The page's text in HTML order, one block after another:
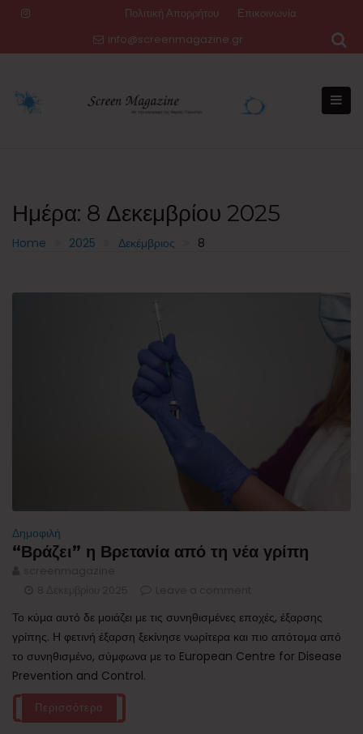
Πολιτική Απορρήτου
Επικοινωνία
info@screenmagazine.gr
Ημέρα: 8 Δεκεμβρίου 2025
Home 2025 Δεκέμβριος 8
Δημοφιλή
“Βράζει” η Βρετανία από τη νέα γρίπη
Το κύμα αυτό δε μοιάζει με τις συνηθισμένες εποχές, έξαρσης
γρίπης. Η φετινή έξαρση ξεκίνησε νωρίτερα και πιο απότομα από
το συνηθισμένο, σύμφωνα με το European Centre for Disease
Prevention and Control.
Περισσότερα